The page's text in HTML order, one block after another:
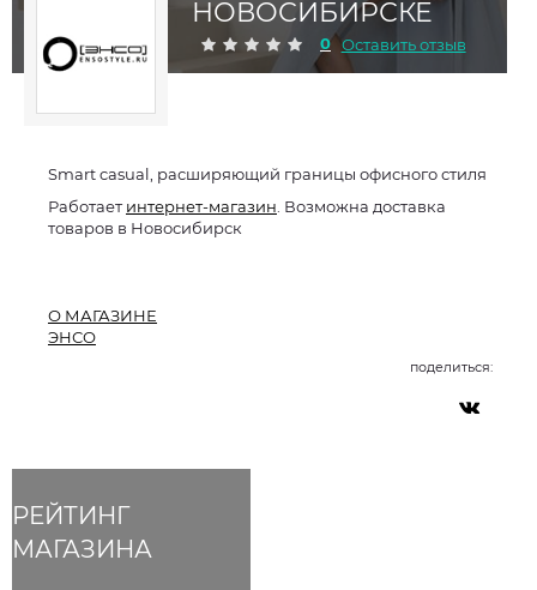
НОВОСИБИРСКЕ
0 Оставить отзыв
РЕЙТИНГ
МАГАЗИНА
Smart casual, расширяющий границы офисного стиля
Работаетинтернет-магазин . Возможна доставка
товаров в Новосибирск
О МАГАЗИНЕ
ЭНСО
поделиться: